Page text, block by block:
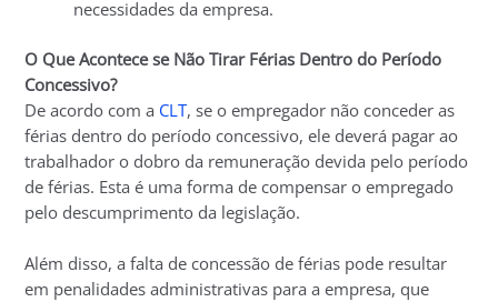
necessidades da empresa.
O Que Acontece se Não Tirar Férias Dentro do Período
Concessivo?
De acordo com a CLT, se o empregador não conceder as
férias dentro do período concessivo, ele deverá pagar ao
trabalhador o dobro da remuneração devida pelo período
de férias. Esta é uma forma de compensar o empregado
pelo descumprimento da legislação.
Além disso, a falta de concessão de férias pode resultar
em penalidades administrativas para a empresa, que